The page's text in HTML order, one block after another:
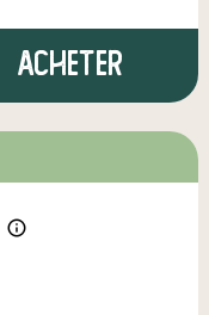
Acheter
info_outline